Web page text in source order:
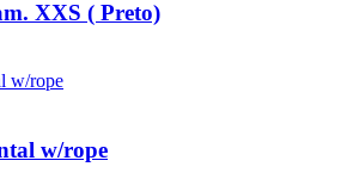
XXS ( Preto)
w/rope